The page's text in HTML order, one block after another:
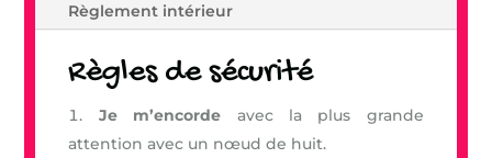
Règlement intérieur
Règles de sécurité
Je m’encorde avec la plus grande
attention avec un nœud de huit.